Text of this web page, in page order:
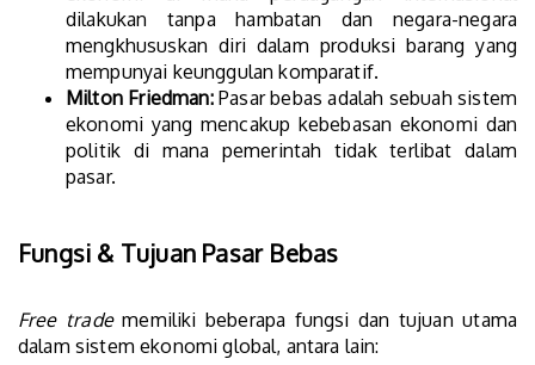
dilakukan tanpa hambatan dan negara-negara
mengkhususkan diri dalam produksi barang yang
mempunyai keunggulan komparatif.
Milton Friedman:Pasar bebas adalah sebuah sistem
ekonomi yang mencakup kebebasan ekonomi dan
politik di mana pemerintah tidak terlibat dalam
pasar.
Fungsi & Tujuan Pasar Bebas
Free tradememiliki beberapa fungsi dan tujuan utama
dalam sistem ekonomi global, antara lain: